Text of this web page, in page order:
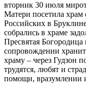
вторник 30 июля
Матери посетила
Российских в
собрались в храме
Пресвятая Богородица
сопровождении
храму – через Гудзон
трудятся, любят и
помощи, вразумлении